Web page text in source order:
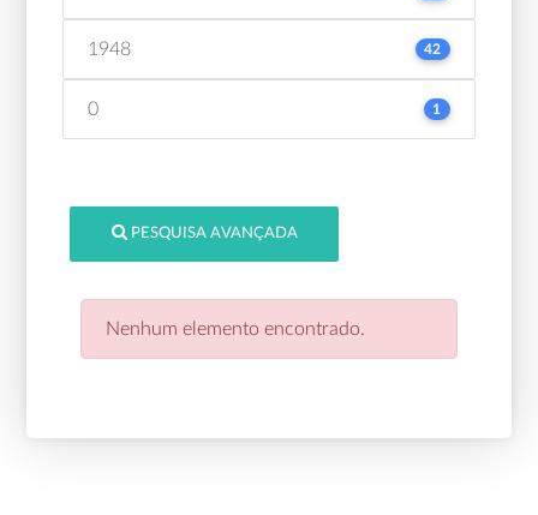
1948 42
0 1
PESQUISA AVANÇADA
Nenhum elemento encontrado.